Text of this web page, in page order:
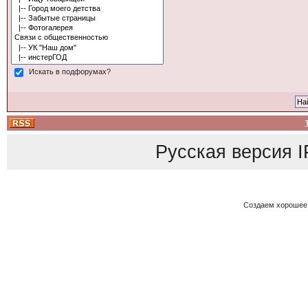
Искать в подфорумах?
Русская версия
Создаем